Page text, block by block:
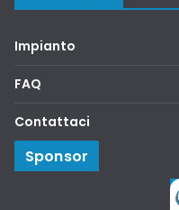
Impianto
FAQ
Contattaci
Sponsor